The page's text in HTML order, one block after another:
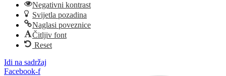
Negativni kontrast
Svijetla pozadina
Naglasi poveznice
Čitljiv font
Reset
Idi na sadržaj
Facebook-f